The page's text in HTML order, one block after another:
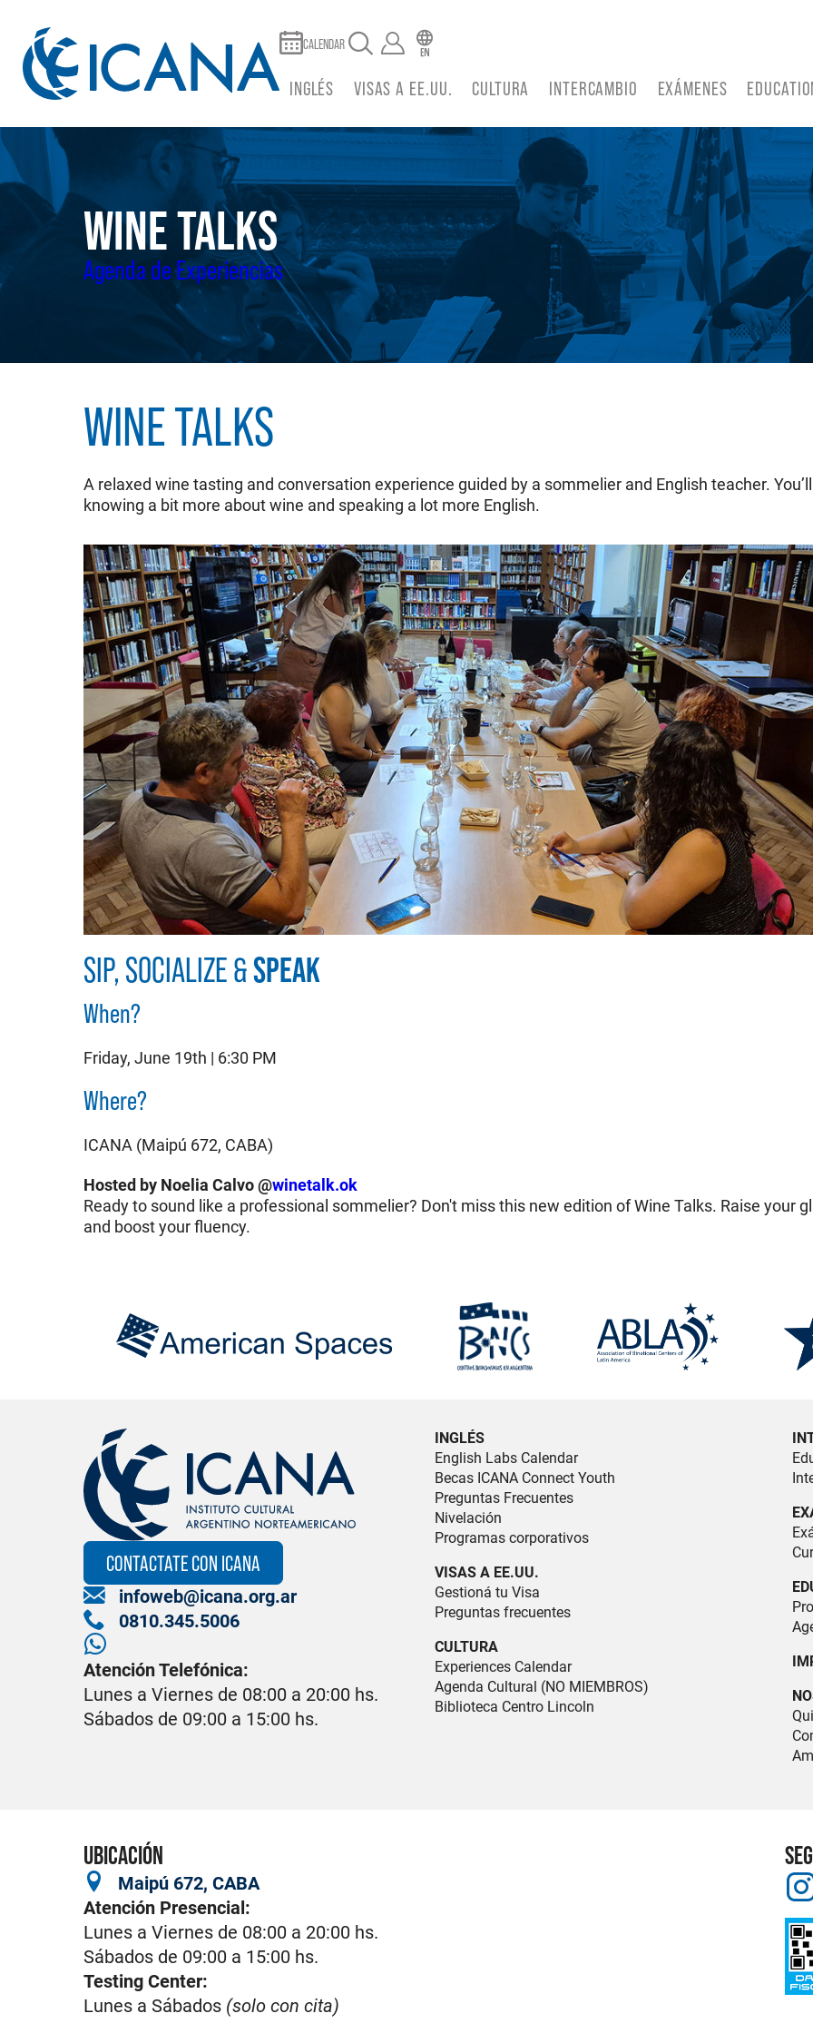
CALENDAR
INGLÉS VISAS A EE.UU. CULTURA INTERCAMBIO EXÁMENES
WINE TALKS
Agenda de Experiencias
WINE TALKS
A relaxed wine tasting and conversation experience guided by a sommelier and English teacher.
knowing a bit more about wine and speaking a lot more English.
SIP, SOCIALIZE &SPEAK
When?
Friday, June 19th | 6:30 PM
Where?
ICANA (Maipú 672, CABA)
Hosted by Noelia Calvo @winetalk.ok
Ready to sound like a professional sommelier? Don't miss this new edition of Wine Talks. Raise your
and boost your fluency.
CONTACTATE CON ICANA
infoweb@icana.org.ar
0810.345.5006
Atención Telefónica:
Lunes a Viernes de 08:00 a 20:00 hs.
Sábados de 09:00 a 15:00 hs.
INGLÉS
English Labs Calendar
Becas ICANA Connect Youth
Preguntas Frecuentes
Nivelación
Programas corporativos
VISAS A EE.UU.
Gestioná tu Visa
Preguntas frecuentes
CULTURA
Experiences Calendar
Agenda Cultural (NO MIEMBROS)
Biblioteca Centro Lincoln
UBICACIÓN
Maipú 672, CABA
Atención Presencial:
Lunes a Viernes de 08:00 a 20:00 hs.
Sábados de 09:00 a 15:00 hs.
Testing Center:
Lunes a Sábados (solo con cita)